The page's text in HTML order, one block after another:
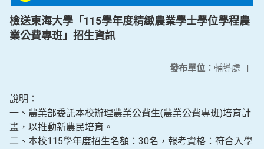
檢送東海大學「115學年度精緻農業學士學位學程農
業公費專班」招生資訊
發布單位： 輔導處 |
說明：
一、農業部委託本校辦理農業公費生(農業公費專班)培育計
畫，以推動新農民培育。
二、本校115學年度招生名額：30名，報考資格：符合入學